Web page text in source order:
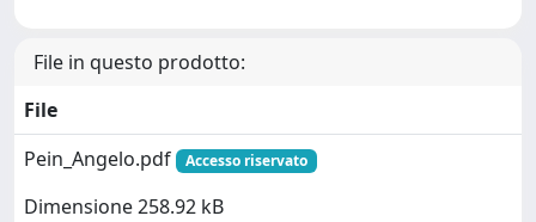
File in questo prodotto:
File
Pein_Angelo.pdf
Accesso riservato
Dimensione 258.92 kB